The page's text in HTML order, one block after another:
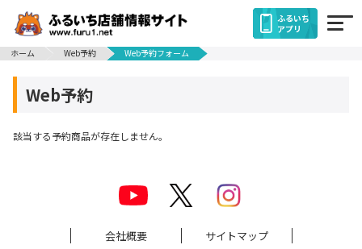
ふるいち
アプリ
ホーム
Web予約 Web予約フォーム
Web予約
該当する予約商品が存在しません。
会社概要
サイトマップ